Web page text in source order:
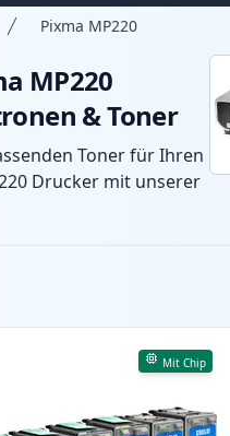
Pixma MP220
MP220
& Toner
Toner für Ihren
Drucker mit unserer
und XL-Patronen.
Versand aus
Mit Chip